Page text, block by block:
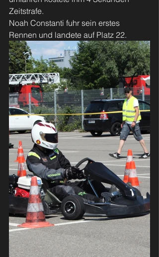
Zeitstrafe.
Noah Constanti fuhr sein erstes
Rennen und landete auf Platz 22.